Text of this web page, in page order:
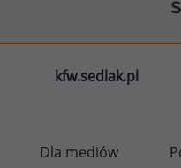
kfw.sedlak.pl
Dla mediów